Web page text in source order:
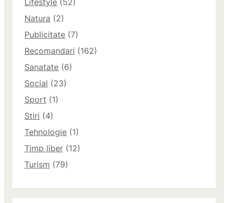
Lifestyle (52)
Natura (2)
Publicitate (7)
Recomandari (162)
Sanatate (6)
Social (23)
Sport (1)
Stiri (4)
Tehnologie (1)
Timp liber (12)
Turism (79)